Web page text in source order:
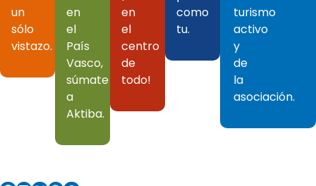
un
sólo
vistazo.
en
el
País
Vasco,
súmate
a
Aktiba.
en
el
centro
de
todo!
como
tu.
turismo
activo
y
de
la
asociación.